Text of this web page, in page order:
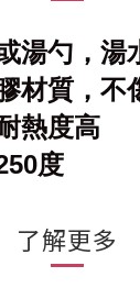
湯勺，湯
材質，不
熱度高
度
了解更多